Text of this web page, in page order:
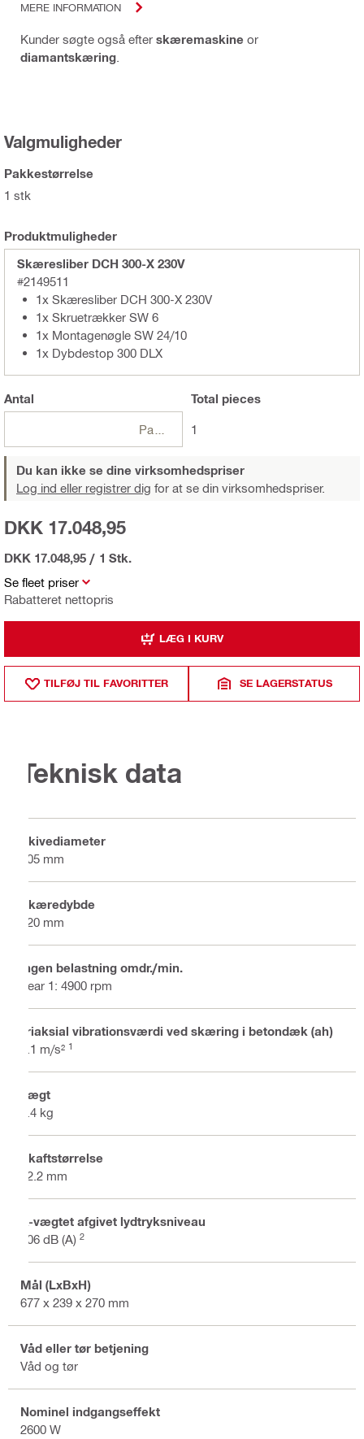
MERE INFORMATION
Kunder søgte også efter skæremaskine or
diamantskæring
Valgmuligheder
Pakkestørrelse
1 stk
Produktmuligheder
Skæresliber DCH 300-X 230V
#2149511
1x Skæresliber DCH 300-X 230V
1x Skruetrækker SW 6
1x Montagenøgle SW 24/10
1x Dybdestop 300 DLX
Antal Total pieces
1
Du kan ikke se dine virksomhedspriser
Log ind eller registrer dig for at se din virksomhedspriser.
Se fleet priser
Rabatteret nettopris
DKK 17.048,95
DKK 17.048,95 / 1 Stk.
LÆG I KURV
TILFØJ TIL FAVORITTER SE LAGERSTATUS
Teknisk data
Skivediameter
305 mm
Skæredybde
120 mm
Ingen belastning omdr./min.
gear 1: 4900 rpm
Triaksial vibrationsværdi ved skæring i betondæk (ah)
5.1 m/s² 1
Vægt
9.4 kg
Skaftstørrelse
22.2 mm
A-vægtet afgivet lydtryksniveau
106 dB (A) 2
Mål (LxBxH)
677 x 239 x 270 mm
Våd eller tør betjening
Våd og tør
Nominel indgangseffekt
2600 W